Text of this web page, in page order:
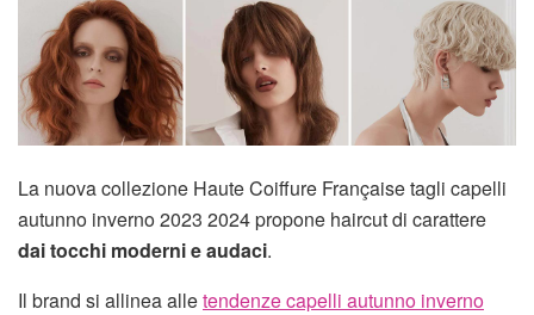
La nuova collezione Haute Coiffure Française tagli capelli
autunno inverno 2023 2024 propone haircut di carattere
dai tocchi moderni e audaci.
Il brand si allinea alletendenze capelli autunno inverno